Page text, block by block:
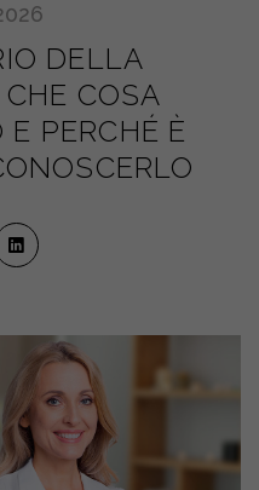
DELLA
COSA
E PERCHÉ È